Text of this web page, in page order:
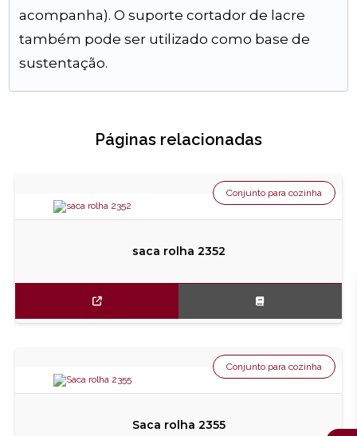
acompanha). O suporte cortador de lacre
também pode ser utilizado como base de
sustentação.
Páginas relacionadas
saca rolha 2352
Conjunto para cozinha
Saca rolha 2355
Conjunto para cozinha